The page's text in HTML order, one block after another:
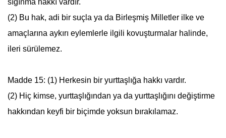
sığınma hakkı vardır.
(2) Bu hak, adi bir suçla ya da Birleşmiş Milletlerilke ve
amaçlarına aykırı eylemlerle ilgili kovuşturmalar halinde,
ileri sürülemez.
Madde 15: (1) Herkesin bir yurttaşlığa hakkı vardır.
(2) Hiç kimse, yurttaşlığından ya da yurttaşlığını değiştirme
hakkından keyfi bir biçimde yoksun bırakılamaz.